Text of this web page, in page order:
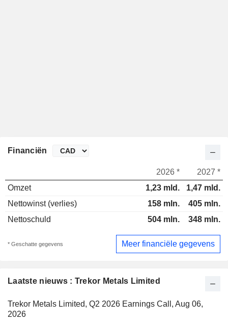
Laatste nieuws : Trekor Metals Limited
Trekor Metals Limited, Q2 2026 Earnings Call, Aug 06,
2026
Financiën
2026 *
2027 *
Omzet
1,23 mld.
1,47 mld.
Nettowinst (verlies)
158 mln.
405 mln.
Nettoschuld
504 mln. 348 mln.
* Geschatte gegevens Meer financiële gegevens